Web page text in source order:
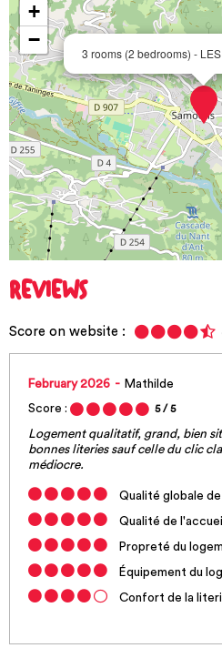
3 rooms (2 bedrooms) -
+
−
REVIEWS
Score on website :
February 2026
Mathilde
Score :
5 / 5
Logement qualitatif, grand, bien
bonnes literies sauf celle du clic
médiocre.
Qualité globale
Qualité de l'accueil
Propreté du
Équipement du
Confort de la